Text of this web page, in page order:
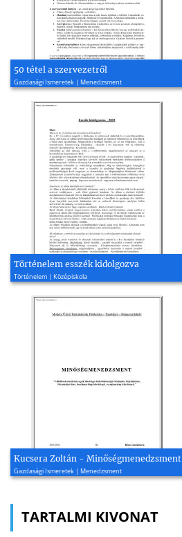
50 tétel a szervezetről
Gazdasági Ismeretek | Menedzsment
Történelem esszék kidolgozva
Történelem | Középiskola
Kucsera Zoltán - Minőségmenedzsment
Gazdasági Ismeretek | Menedzsment
TARTALMI KIVONAT